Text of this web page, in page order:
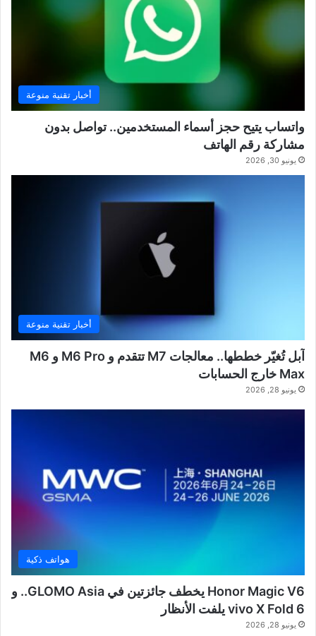
أخبار تقنية منوعة
واتساب يتيح حجز أسماء المستخدمين.. تواصل بدون
مشاركة رقم الهاتف
يونيو 30, 2026
أخبار تقنية منوعة
آبل تُغيّر خططها.. معالجات M7 تتقدم و M6 Pro و M6
Max خارج الحسابات
يونيو 28, 2026
هواتف ذكية
Honor Magic V6 يخطف جائزتين في GLOMO Asia.. و
vivo X Fold 6 يلفت الأنظار
يونيو 28, 2026